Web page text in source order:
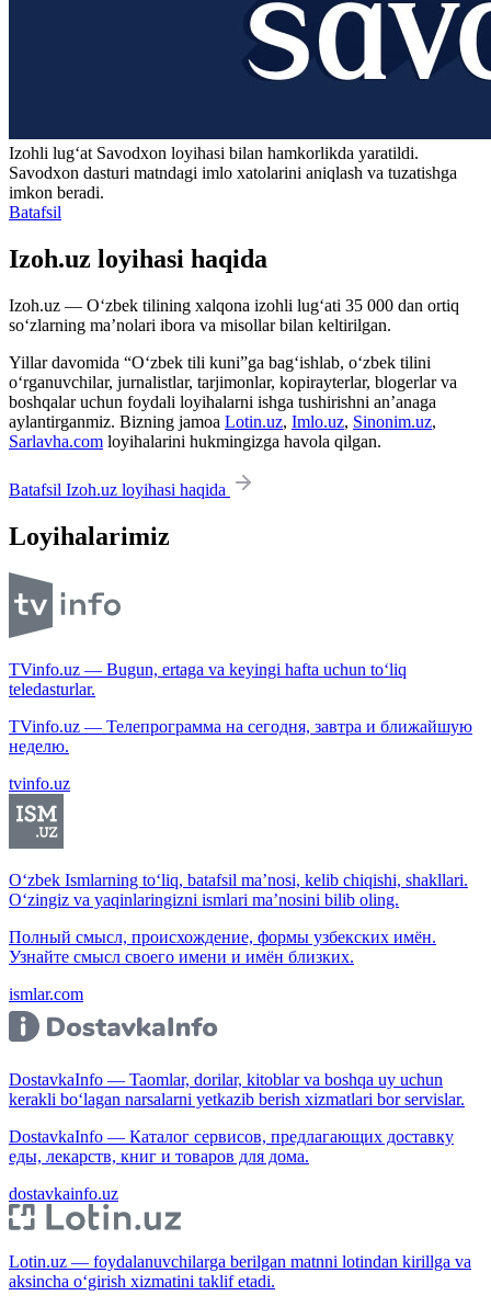
Izohli lugʻat Savodxon loyihasi bilan hamkorlikda yaratildi.
Savodxon dasturi matndagi imlo xatolarini aniqlash va tuzatishga
imkon beradi.
Batafsil
Izoh.uz loyihasi haqida
Izoh.uz — O‘zbek tilining xalqona izohli lug‘ati 35 000 dan ortiq
so‘zlarning ma’nolari ibora va misollar bilan keltirilgan.
Yillar davomida “O‘zbek tili kuni”ga bag‘ishlab, o‘zbek tilini
o‘rganuvchilar, jurnalistlar, tarjimonlar, kopirayterlar, blogerlar va
boshqalar uchun foydali loyihalarni ishga tushirishni an’anaga
aylantirganmiz. Bizning jamoa Lotin.uz, Imlo.uz, Sinonim.uz,
Sarlavha.com loyihalarini hukmingizga havola qilgan.
Batafsil Izoh.uz loyihasi haqida
Loyihalarimiz
TVinfo.uz — Bugun, ertaga va keyingi hafta uchun to‘liq
teledasturlar.
TVinfo.uz — Телепрограмма на сегодня, завтра и ближайшую
неделю.
tvinfo.uz
O‘zbek Ismlarning to‘liq, batafsil ma’nosi, kelib chiqishi, shakllari.
O‘zingiz va yaqinlaringizni ismlari ma’nosini bilib oling.
Полный смысл, происхождение, формы узбекских имён.
Узнайте смысл своего имени и имён близких.
ismlar.com
DostavkaInfo — Taomlar, dorilar, kitoblar va boshqa uy uchun
kerakli bo‘lagan narsalarni yetkazib berish xizmatlari bor servislar.
DostavkaInfo — Каталог сервисов, предлагающих доставку
еды, лекарств, книг и товаров для дома.
dostavkainfo.uz
Lotin.uz — foydalanuvchilarga berilgan matnni lotindan kirillga va
aksincha o‘girish xizmatini taklif etadi.